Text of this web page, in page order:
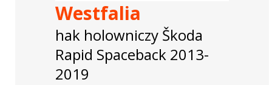
Westfalia
hak holowniczy Škoda
Rapid Spaceback 2013-
2019